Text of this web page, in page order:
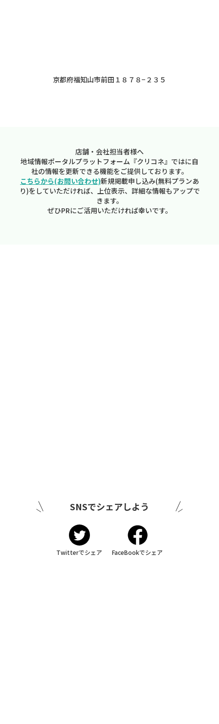
京都府福知山市前田１８７８−２３５
店舗・会社担当者様へ
地域情報ポータルプラットフォーム『クリコネ』ではに自
社の情報を更新できる機能をご提供しております。
こちらから(お問い合わせ)新規掲載申し込み(無料プランあ
り)をしていただければ、上位表示、詳細な情報もアップで
きます。
ぜひPRにご活用いただければ幸いです。
SNSでシェアしよう
Twitterでシェア FaceBookでシェア